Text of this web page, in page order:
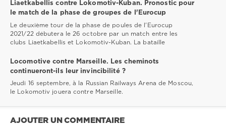
Liaetkabellis contre Lokomotiv-Kuban. Pronostic pour
le match de la phase de groupes de l'Eurocup
Le deuxième tour de la phase de poules de l'Eurocup
2021/22 débutera le 26 octobre par un match entre les
clubs Liaetkabellis et Lokomotiv-Kuban. La bataille
Locomotive contre Marseille. Les cheminots
continueront-ils leur invincibilité ?
Jeudi 16 septembre, à la Russian Railways Arena de Moscou,
le Lokomotiv jouera contre Marseille.
AJOUTER UN COMMENTAIRE